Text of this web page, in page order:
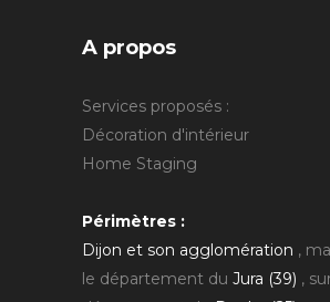
A propos
Services proposés :
Décoration d'intérieur
Home Staging
Périmètres :
Dijon et son agglomération ,
le département du Jura (39) ,